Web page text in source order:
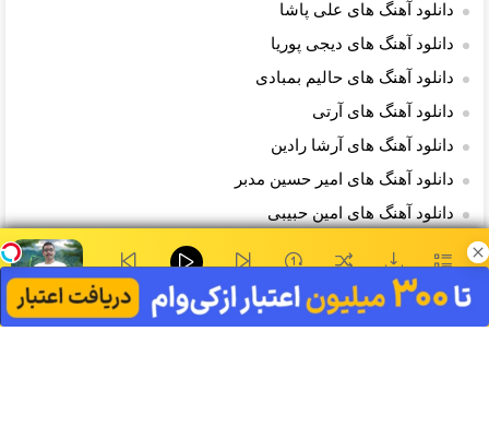
دانلود آهنگ های علی پاشا
دانلود آهنگ های دیجی پوریا
دانلود آهنگ های حالیم بمبادی
دانلود آهنگ های آرتی
دانلود آهنگ های آرشا رادین
دانلود آهنگ های امیر حسین مدبر
دانلود آهنگ های امین حبیبی
دانلود آهنگ های مهران خاکباز
دانلود آهنگ های میتی دیپ
بریم شمال - شنطیا 0:00